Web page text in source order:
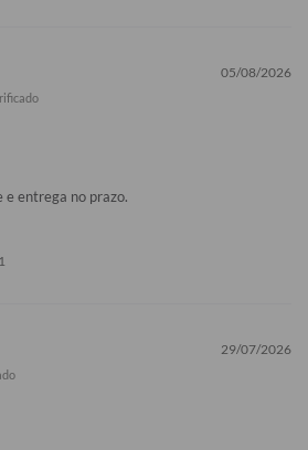
05/08/2026
e entrega no prazo.
1
29/07/2026